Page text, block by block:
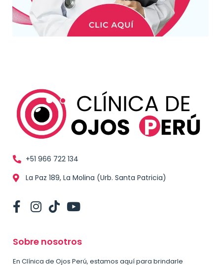
+51 966 722 134
La Paz 189, La Molina (Urb. Santa Patricia)
Sobre nosotros
En Clínica de Ojos Perú, estamos aquí para brindarle